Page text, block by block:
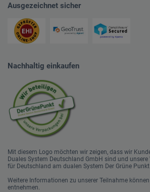
Ausgezeichnet sicher
Nachhaltig einkaufen
Mit diesem Logo möchten wir zeigen, dass wir
Duales System Deutschland GmbH sind und
für Deutschland am dualen System Der Grüne
Weitere Informationen zu unserer Teilnahme
entnehmen.